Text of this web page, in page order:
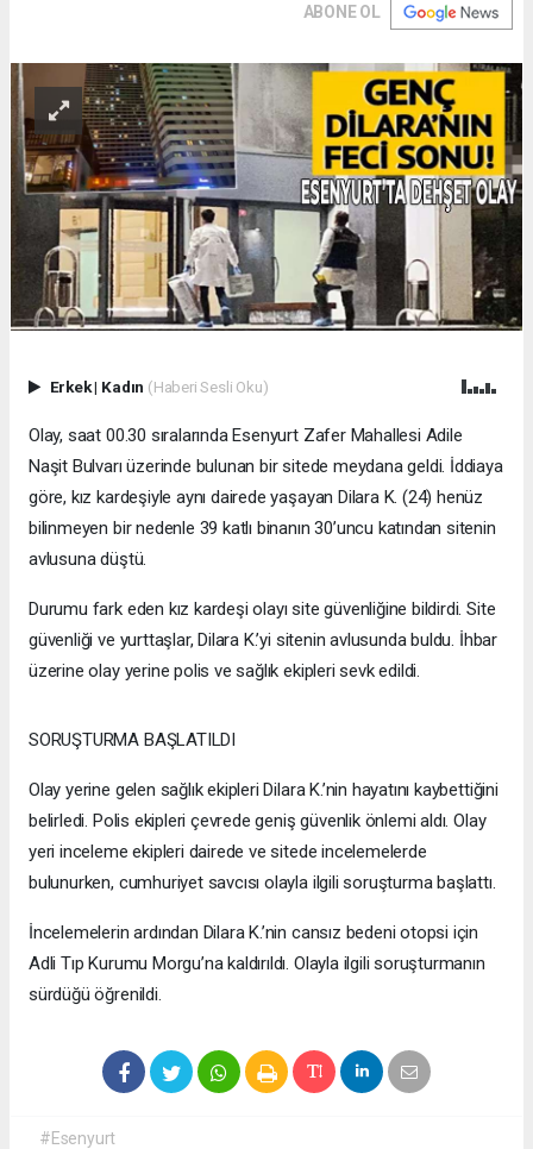
ABONE OL
Erkek| Kadın (Haberi Sesli Oku)
Olay, saat 00.30 sıralarında Esenyurt Zafer Mahallesi Adile
Naşit Bulvarı üzerinde bulunan bir sitede meydana geldi. İddiaya
göre, kız kardeşiyle aynı dairede yaşayan Dilara K. (24) henüz
bilinmeyen bir nedenle 39 katlı binanın 30’uncu katından sitenin
avlusuna düştü.
Durumu fark eden kız kardeşi olayı site güvenliğine bildirdi. Site
güvenliği ve yurttaşlar, Dilara K.’yi sitenin avlusunda buldu. İhbar
üzerine olay yerine polis ve sağlık ekipleri sevk edildi.
SORUŞTURMA BAŞLATILDI
Olay yerine gelen sağlık ekipleri Dilara K.’nin hayatını kaybettiğini
belirledi. Polis ekipleri çevrede geniş güvenlik önlemi aldı. Olay
yeri inceleme ekipleri dairede ve sitede incelemelerde
bulunurken, cumhuriyet savcısı olayla ilgili soruşturma başlattı.
İncelemelerin ardından Dilara K.’nin cansız bedeni otopsi için
Adli Tıp Kurumu Morgu’na kaldırıldı. Olayla ilgili soruşturmanın
sürdüğü öğrenildi.
#Esenyurt